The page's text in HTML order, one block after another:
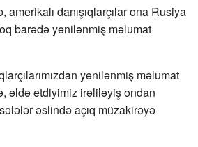
danışıqlarçılar ona Rusiya
barədə yenilənmiş məlumat
yenilənmiş məlumat
əldə etdiyimiz irəliləyiş ondan
əslində açıq müzakirəyə